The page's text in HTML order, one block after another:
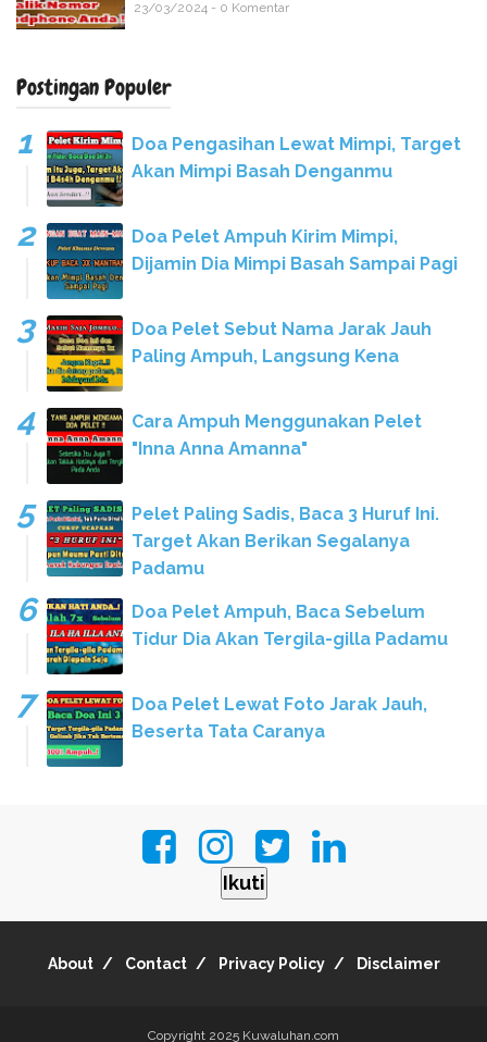
23/03/2024 - 0 Komentar
Postingan Populer
Doa Pengasihan Lewat Mimpi, Target
Akan Mimpi Basah Denganmu
Doa Pelet Ampuh Kirim Mimpi,
Dijamin Dia Mimpi Basah Sampai Pagi
Doa Pelet Sebut Nama Jarak Jauh
Paling Ampuh, Langsung Kena
Cara Ampuh Menggunakan Pelet
"Inna Anna Amanna"
Pelet Paling Sadis, Baca 3 Huruf Ini.
Target Akan Berikan Segalanya
Padamu
Doa Pelet Ampuh, Baca Sebelum
Tidur Dia Akan Tergila-gilla Padamu
Doa Pelet Lewat Foto Jarak Jauh,
Beserta Tata Caranya
Ikuti
About Contact Privacy Policy Disclaimer
Copyright 2025 Kuwaluhan.com